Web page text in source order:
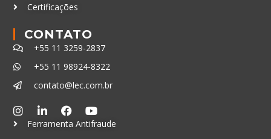
Certificações
CONTATO
+55 11 3259-2837
+55 11 98924-8322
contato@lec.com.br
Ferramenta Antifraude